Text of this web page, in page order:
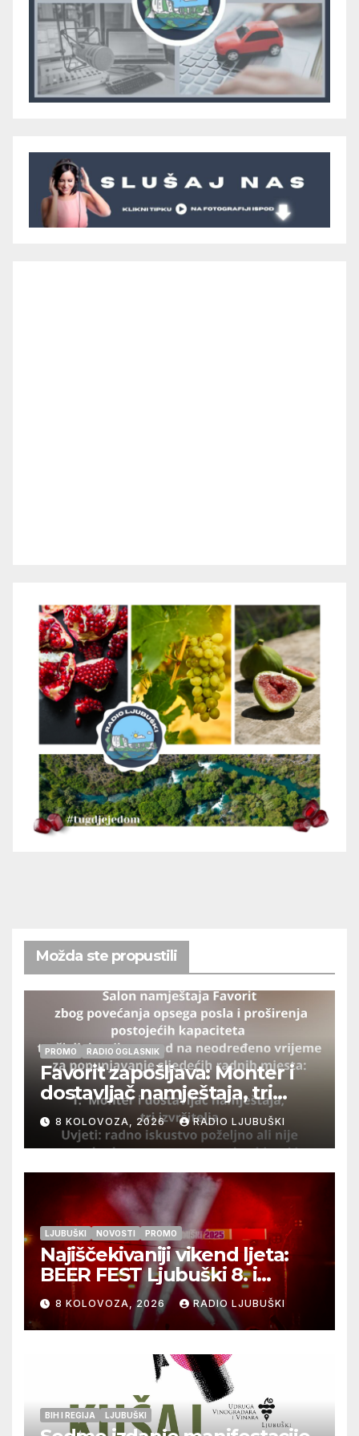
Možda ste propustili
PROMO RADIO OGLASNIK
Favorit zapošljava: Monter i
dostavljač namještaja, tri
izvršitelja
8 KOLOVOZA, 2026 RADIO LJUBUŠKI
LJUBUŠKI NOVOSTI PROMO
Najiščekivaniji vikend ljeta:
BEER FEST Ljubuški 8. i
9.kolovoza
8 KOLOVOZA, 2026 RADIO LJUBUŠKI
BIH I REGIJA LJUBUŠKI